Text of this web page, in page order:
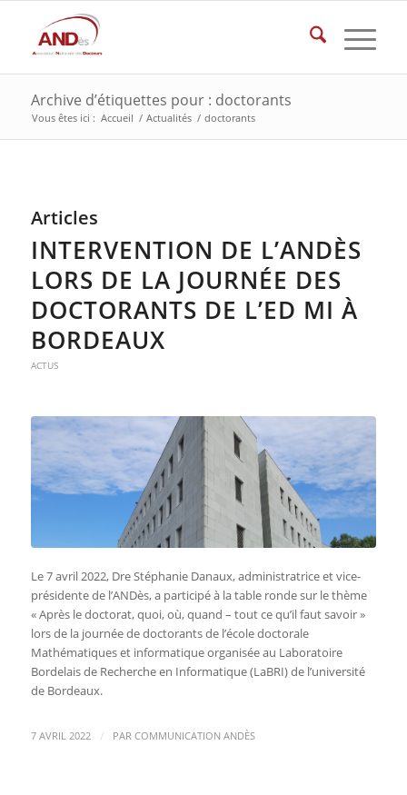
Archive d’étiquettes pour : doctorants
Vous êtes ici : Accueil / Actualités / doctorants
Articles
INTERVENTION DE L’ANDÈS
LORS DE LA JOURNÉE DES
DOCTORANTS DE L’ED MI À
BORDEAUX
ACTUS
Le 7 avril 2022, Dre Stéphanie Danaux, administratrice et vice-
présidente de l’ANDès, a participé à la table ronde sur le thème
« Après le doctorat, quoi, où, quand – tout ce qu’il faut savoir »
lors de la journée de doctorants de l’école doctorale
Mathématiques et informatique organisée au Laboratoire
Bordelais de Recherche en Informatique (LaBRI) de l’université
de Bordeaux.
7 AVRIL 2022 / PAR COMMUNICATION ANDÈS